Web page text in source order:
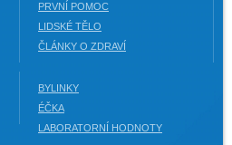
PRVNÍ POMOC
LIDSKÉ TĚLO
ČLÁNKY O ZDRAVÍ
BYLINKY
ÉČKA
LABORATORNÍ HODNOTY